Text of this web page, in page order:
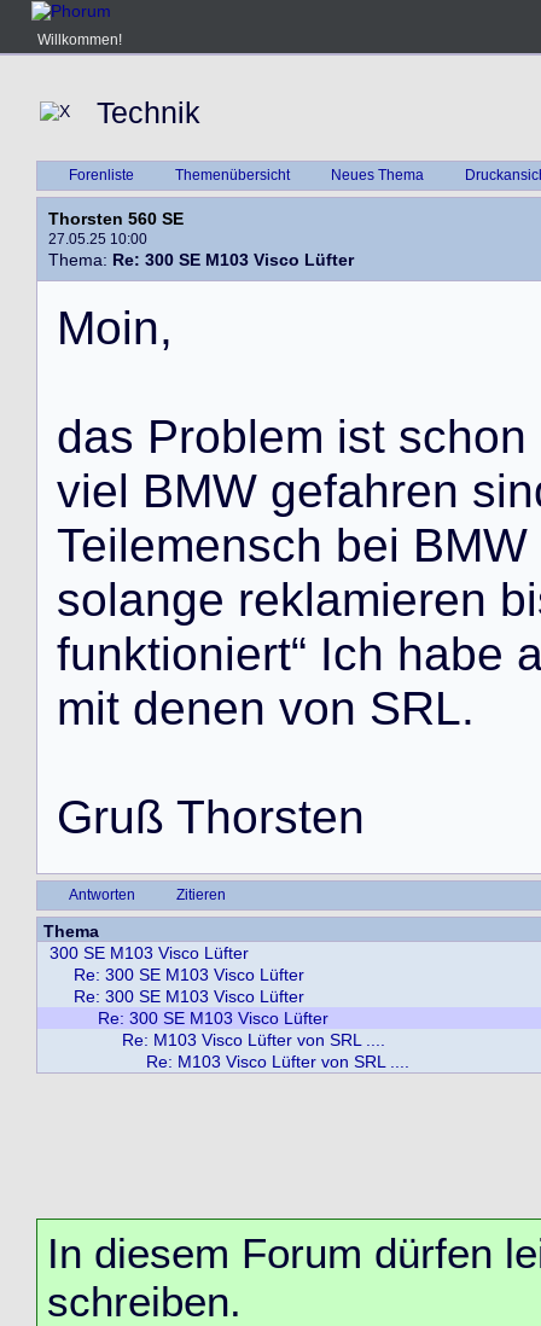
Willkommen!
Technik
Forenliste Themenübersicht Neues Thema
Thorsten 560 SE
27.05.25 10:00
Thema: Re: 300 SE M103 Visco Lüfter
Moin,
das Problem ist schon
viel BMW gefahren sin
Teilemensch bei BMW
solange reklamieren bi
funktioniert“ Ich habe
mit denen von SRL.
Gruß Thorsten
Antworten Zitieren
Thema
300 SE M103 Visco Lüfter
Re: 300 SE M103 Visco Lüfter
Re: 300 SE M103 Visco Lüfter
Re: 300 SE M103 Visco Lüfter
Re: M103 Visco Lüfter von SRL ....
Re: M103 Visco Lüfter von SRL ....
In diesem Forum dürfen
schreiben.